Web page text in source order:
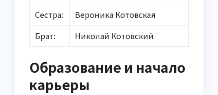
Сестра:
Вероника Котовская
Брат:
Николай Котовский
Образование и начало
карьеры